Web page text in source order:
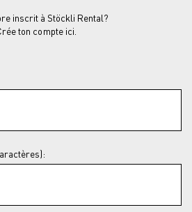
inscrit à Stöckli Rental?
ton compte ici.